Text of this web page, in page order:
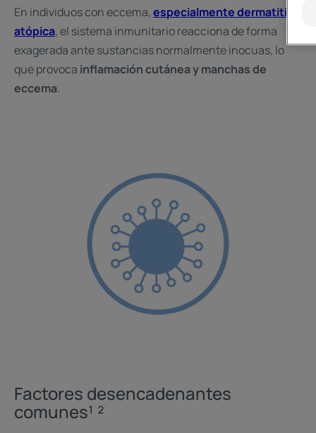
En individuos con eccema,especialmente dermatitis
atópica, el sistema inmunitario reacciona de forma
exagerada ante sustancias normalmente inocuas, lo
que provoca inflamación cutánea y manchas de
eccema.
Factores desencadenantes
comunes¹ ²